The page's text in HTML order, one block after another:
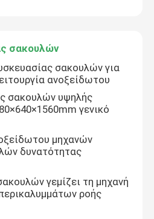
φουσκαλών
καρτών
σακουλών
σακουλών για
ανοξείδωτου
σακουλών υψηλής
γενικό
μηχανών
δυνατότητας
γεμίζει τη μηχανή
ροής